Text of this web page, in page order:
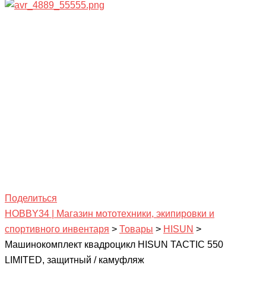
Поделиться
HOBBY34 | Магазин мототехники, экипировки и
спортивного инвентаря > Товары > HISUN >
Машинокомплект квадроцикл HISUN TACTIC 550
LIMITED, защитный / камуфляж